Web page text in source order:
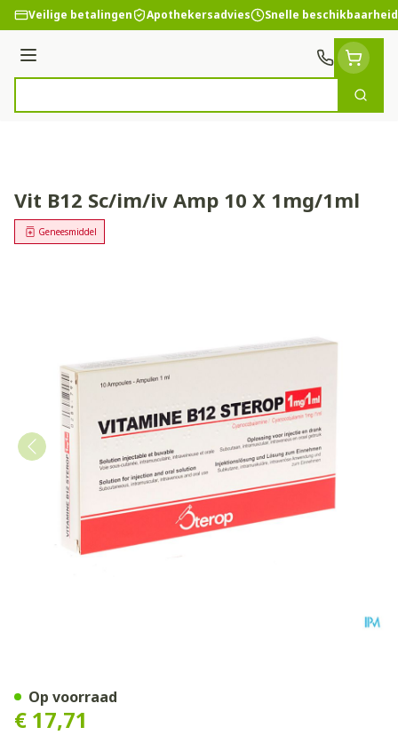
Ga naar de inhoud
Veilige betalingen Apothekersadvies Snelle beschikbaarheid
Menu
Zoek
Vit B12 Sc/im/iv Amp 10 X 1mg/1ml
Geneesmiddel
€ 17,71
Op voorraad